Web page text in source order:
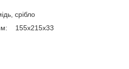
срібло
155x215x33